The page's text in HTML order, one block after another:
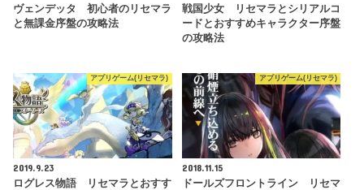
ヴェンデッタ 初心者のリセマラ
と無課金序盤の攻略法
戦国少女 リセマラとシリアルコ
ードとおすすめキャラクター序盤
の攻略法
アプリゲーム(リセマラ)
2019.9.23
ログレス物語 リセマラとおすす
アプリゲーム(リセマラ)
2018.11.15
ドールズフロントライン リセマ